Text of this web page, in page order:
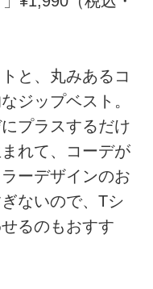
と、丸みあるコ
ジップベスト。
プラスするだけ
れて、コーデが
ーデザインのお
ないので、Tシ
るのもおすす